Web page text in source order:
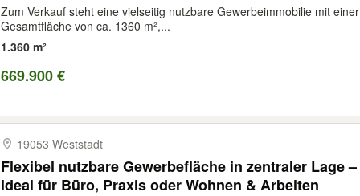
Zum Verkauf steht eine vielseitig nutzbare Gewerbeimmobilie mit einer
Gesamtfläche von ca. 1360 m²,...
1.360 m²
669.900 €
19053 Weststadt
Flexibel nutzbare Gewerbefläche in zentraler Lage –
ideal für Büro, Praxis oder Wohnen & Arbeiten